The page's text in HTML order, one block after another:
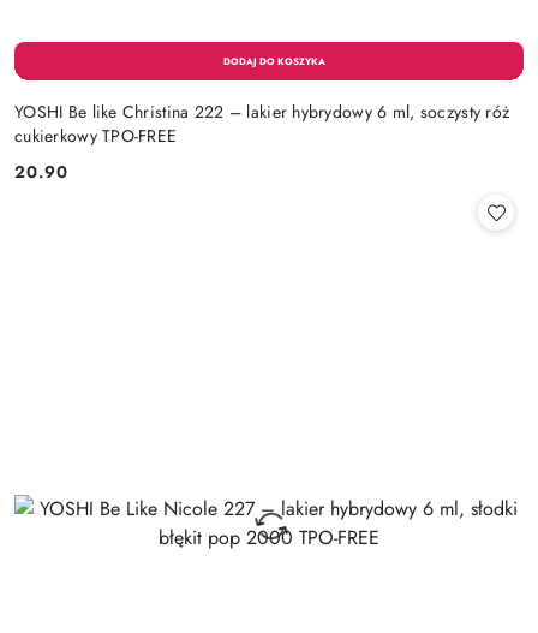
YOSHI Be like Christina 222 – lakier hybrydowy 6 ml, soczysty róż
cukierkowy TPO-FREE
Cena:
20.90